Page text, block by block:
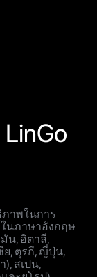
ภาพในการ
นภาษาอังกฤษ
มัน, อิตาลี,
ย, ตุรกี, ญี่ปุ่น,
สเปน,